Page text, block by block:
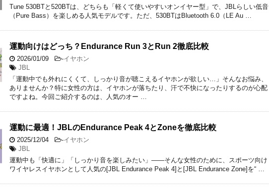
Tune 530BTと520BTは、どちらも「軽くて使いやすいオンイヤー型」で、JBLらしい低音
（Pure Bass）を楽しめる人気モデルです。ただ、530BTはBluetooth 6.0（LE Au …
運動向けはどっち？Endurance Run 3とRun 2徹底比較
2026/01/09 -イヤホン
JBL
「運動中でも外れにくくて、しっかり音が聴こえるイヤホンが欲しい…」そんなお悩み、
ありませんか？特に女性の方は、イヤホンが落ちたり、汗で不快になったりするのが心配
ですよね。今回ご紹介するのは、人気のオー …
運動に最適！JBLのEndurance Peak 4とZoneを徹底比較
2025/12/04 -イヤホン
JBL
運動中も「快適に」「しっかり音を楽しみたい」――そんな女性のために、スポーツ向け
ワイヤレスイヤホンとして人気の[JBL Endurance Peak 4]と[JBL Endurance Zone]を“ …